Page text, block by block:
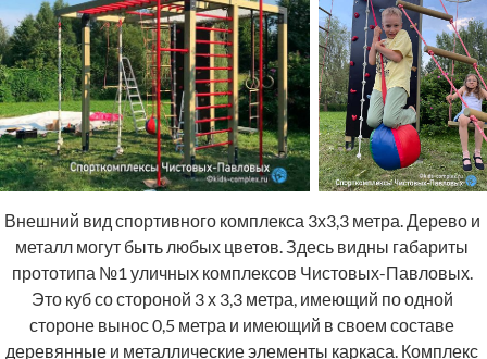
Внешний вид спортивного комплекса 3х3,3 метра. Дерево и
металл могут быть любых цветов. Здесь видны габариты
прототипа №1 уличных комплексов Чистовых-Павловых.
Это куб со стороной 3 х 3,3 метра, имеющий по одной
стороне вынос 0,5 метра и имеющий в своем составе
деревянные и металлические элементы каркаса. Комплекс